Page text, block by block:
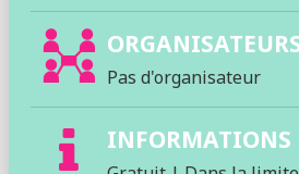
Pas d'organisateur
INFORMATIONS